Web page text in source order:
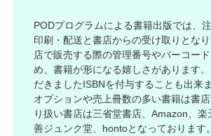
PODプログラムによる書籍出版では、
印刷・配送と書店からの受け取りとな
店で販売する際の管理番号やバーコー
め、書籍が形になる嬉しさがあります
だきましたISBNを付与することも出来
オプションや売上冊数の多い書籍は書
り扱い書店は三省堂書店、Amazon、
善ジュンク堂、hontoとなっております。